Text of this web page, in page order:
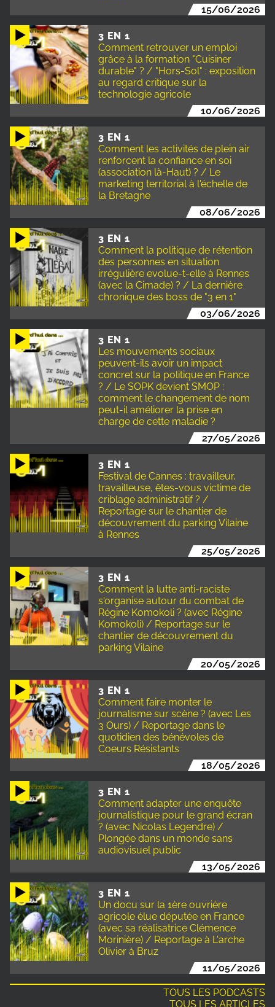
15/06/2026
3 EN 1
Comment retrouver un emploi
grâce à la formation "Cuisiner
durable" ? / "Hors-Sol" : exposition
au regard critique sur la
technologie agricole
10/06/2026
3 EN 1
Comment les activités de plein air
renforcent la confiance en soi
(association là-Haut) ? / Le
marketing territorial à l'échelle de
la Bretagne
08/06/2026
3 EN 1
Comment la politique de rétention
des personnes en situation
irrégulière evolue-t-elle à Rennes
(avec la Cimade) ? / La dernière
chronique des boss de "3 en 1"
03/06/2026
3 EN 1
Les mouvements sociaux
peuvent-ils avoir un impact
concret sur la politique en France
? / Le SOPK devient SMOP :
comment le changement de nom
peut-il améliorer la prise en
charge de cette maladie ?
27/05/2026
3 EN 1
Festival de Cannes : travailleur,
travailleuse, êtes-vous victime de
criblage administratif ? /
Reportage sur le chantier de
découvrement du parking Vilaine
à Rennes
25/05/2026
3 EN 1
Comment la lutte anti-raciste
s'organise autour du combat de
Régine Komokoli ? (avec Régine
Komokoli) / Reportage sur le
chantier de découvrement du
parking Vilaine
20/05/2026
3 EN 1
Comment faire monter le
journalisme sur scène ? (avec Les
3 Ours) / Reportage dans le
quotidien des bénévoles de
Coeurs Résistants
18/05/2026
3 EN 1
Comment adapter une enquête
journalistique pour le grand écran
? (avec Nicolas Legendre) /
Plongée dans un monde sans
audiovisuel public
13/05/2026
3 EN 1
Un docu sur la 1ère ouvrière
agricole élue députée en France
(avec sa réalisatrice Clémence
Morinière) / Reportage à L'arche
Olivier à Bruz
11/05/2026
TOUS LES PODCASTS
TOUS LES ARTICLES